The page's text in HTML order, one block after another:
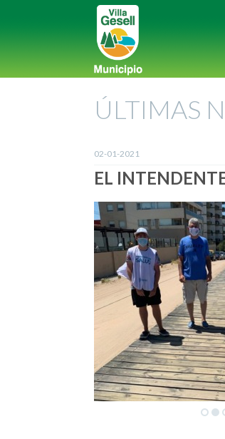
ÚLTIMAS
02-01-2021
EL